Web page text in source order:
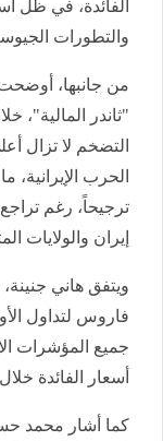
الفائدة، في ظل
والتطورات
من جانبها،
"ثاندر المالية"،
التضخم لا تزال
الحرب الإيرانية،
ترجيحاً، رغم
إيران والولايات
ويتفق هاني
فاروس لتداول
جميع المؤشرات
أسعار الفائدة
كما أشار محمد